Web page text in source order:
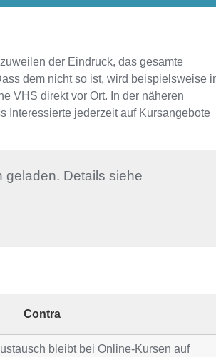
der Eindruck, das gesamte
dem nicht so ist, wird beispielsweise
VHS direkt vor Ort. In der näheren
Interessierte jederzeit auf Kursangebote
geladen. Details siehe
Contra
bleibt bei Online-Kursen auf